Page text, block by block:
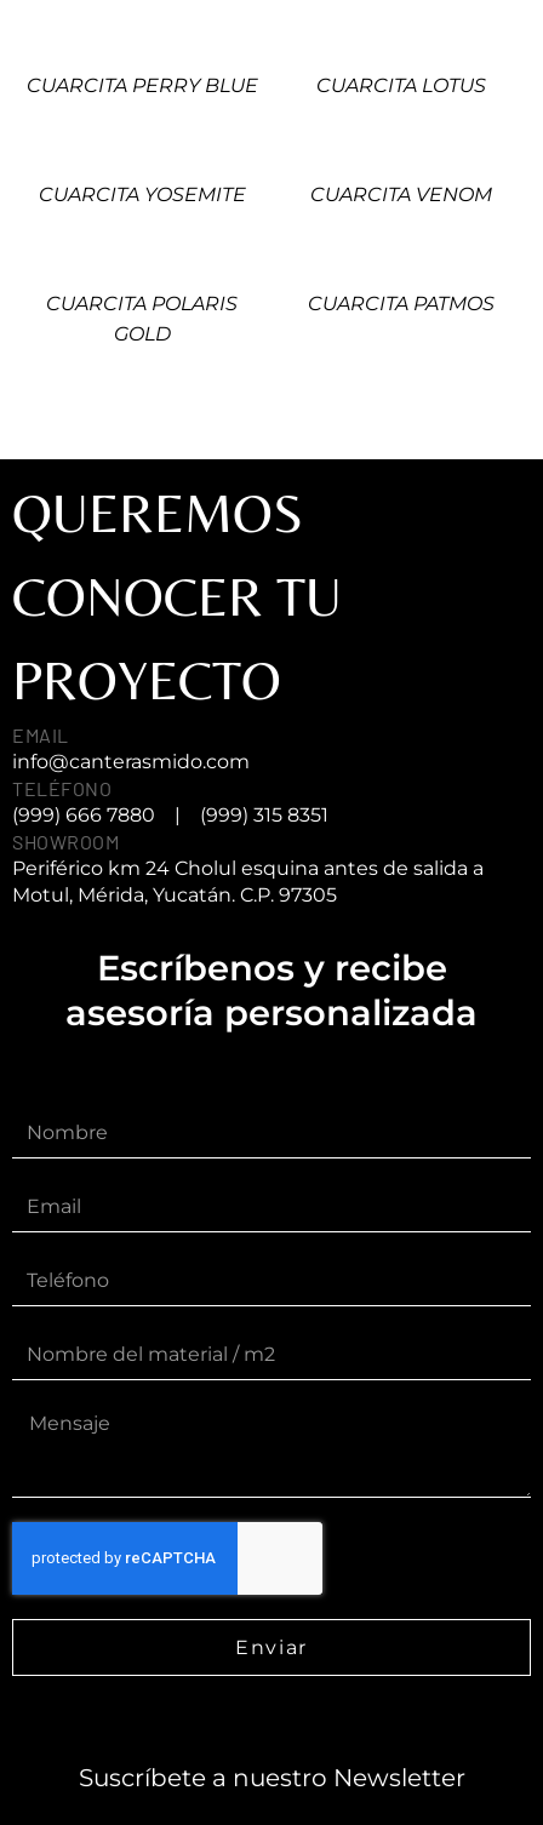
CUARCITA PERRY BLUE CUARCITA LOTUS
CUARCITA YOSEMITE CUARCITA VENOM
CUARCITA POLARIS
GOLD
CUARCITA PATMOS
QUEREMOS
CONOCER TU
PROYECTO
EMAIL
info@canterasmido.com
TELÉFONO
(999) 666 7880
|
(999) 315 8351
SHOWROOM
Periférico km 24 Cholul esquina antes de salida a
Motul, Mérida, Yucatán. C.P. 97305
Escríbenos y recibe
asesoría personalizada
Enviar
Suscríbete a nuestro Newsletter